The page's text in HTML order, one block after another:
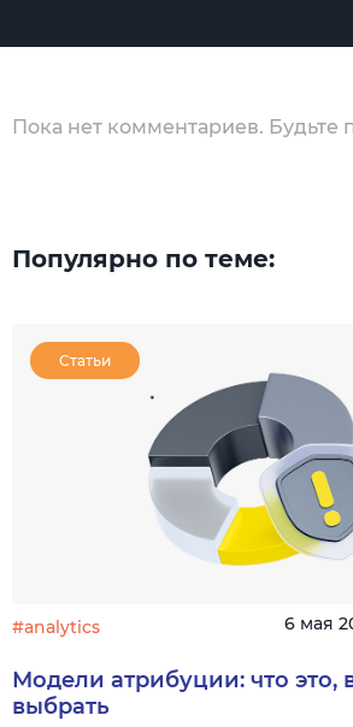
Пока нет комментариев. Будьте
Популярно по теме:
Статьи
#analytics 6 мая
Модели атрибуции: что это,
выбрать